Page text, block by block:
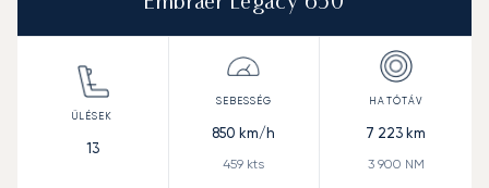
13
850 km/h
459 kts
7 223 km
3 900 NM